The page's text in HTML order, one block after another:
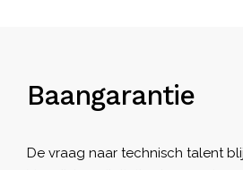
Baangarantie
De vraag naar technisch talent